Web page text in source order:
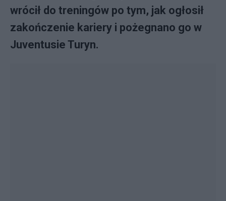
wrócił do treningów po tym, jak ogłosił
zakończenie kariery i pożegnano go w
Juventusie Turyn.